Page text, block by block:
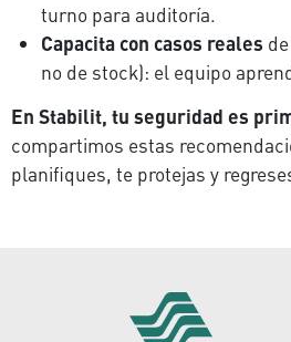
turno para auditoría.
Capacita con casos reales
no de stock): el equipo
En Stabilit, tu seguridad es
compartimos estas
planifiques, te protejas y